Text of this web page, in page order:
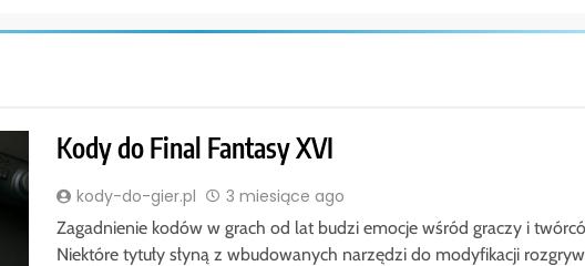
Kody do Final Fantasy XVI
kody-do-gier.pl 3 miesiące ago
Zagadnienie kodów w grach od lat budzi emocje wśród graczy i
Niektóre tytuły słyną z wbudowanych narzędzi do modyfikacji